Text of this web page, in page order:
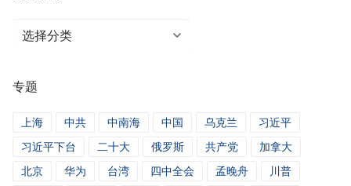
分
闻
专题
上海 中共 中南海 中国 乌克兰
习近平
习近平下台
二十大 俄罗斯 共产党
加拿大
北京
华为 台湾 四中全会 孟晚舟
川普